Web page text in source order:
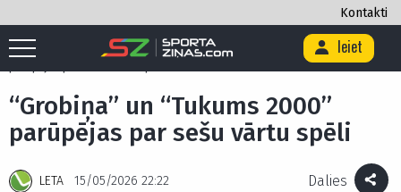
Kontakti
Ieiet
Sākums / Futbola Virslīga /
“Grobiņa” un “Tukums 2000”
“Grobiņa” un “Tukums 2000”
parūpējas par sešu vārtu spēli
LETA 15/05/2026 22:22 Dalies